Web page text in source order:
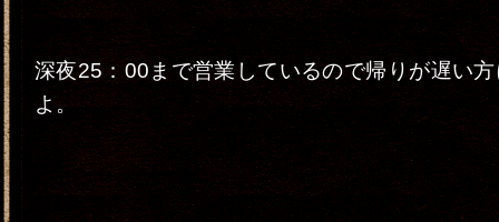
深夜25：00まで営業しているので帰りが遅い
よ。